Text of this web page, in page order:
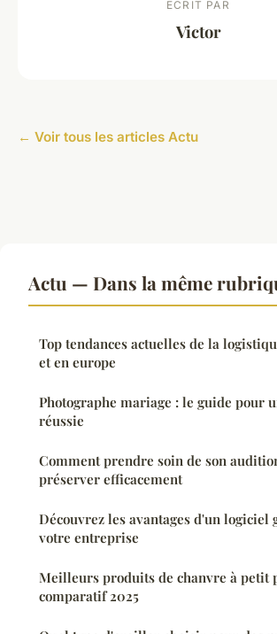
ECRIT PAR
Victor
← Voir tous les articles Actu
Actu — Dans la même
Top tendances actuelles de la
et en europe
Photographe mariage : le guide pour
réussie
Comment prendre soin de son
préserver efficacement
Découvrez les avantages d'un logiciel
votre entreprise
Meilleurs produits de chanvre à petit
comparatif 2025